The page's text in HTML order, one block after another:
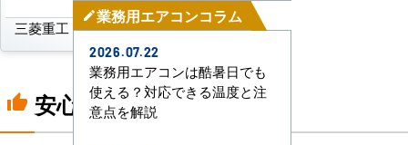
三菱重工 パナソニック
thumb_up 安心の8つのポイント
mode_edit業務用エアコンコラム
2026.07.22
業務用エアコンは酷暑日でも
使える？対応できる温度と注
意点を解説